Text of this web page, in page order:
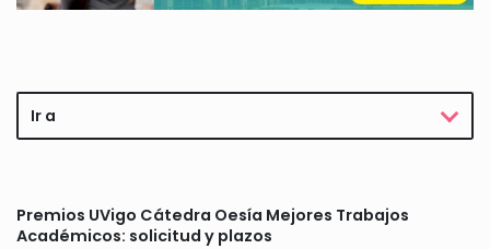
Ir a
Premios UVigo Cátedra Oesía Mejores Trabajos
Académicos: solicitud y plazos